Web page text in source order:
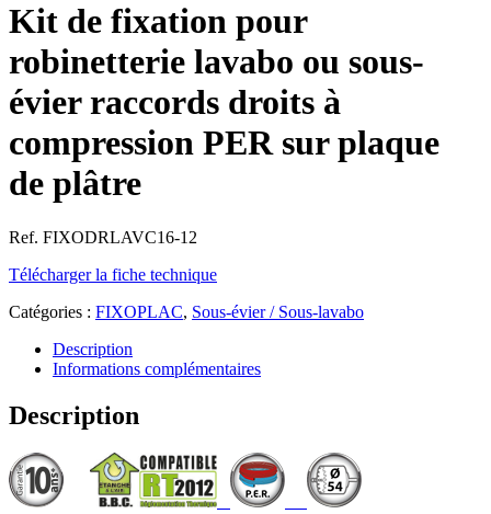
Kit de fixation pour
robinetterie lavabo ou sous-
évier raccords droits à
compression PER sur plaque
de plâtre
Ref. FIXODRLAVC16-12
Télécharger la fiche technique
Catégories : FIXOPLAC, Sous-évier / Sous-lavabo
Description
Informations complémentaires
Description